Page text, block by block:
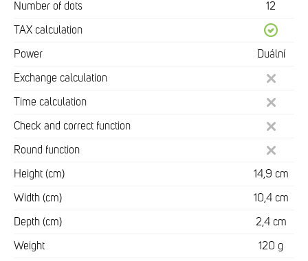
Number of dots 12
TAX calculation
Power Duální
Exchange calculation
Time calculation
Check and correct function
Round function
Height (cm) 14,9 cm
Width (cm) 10,4 cm
Depth (cm) 2,4 cm
Weight 120 g